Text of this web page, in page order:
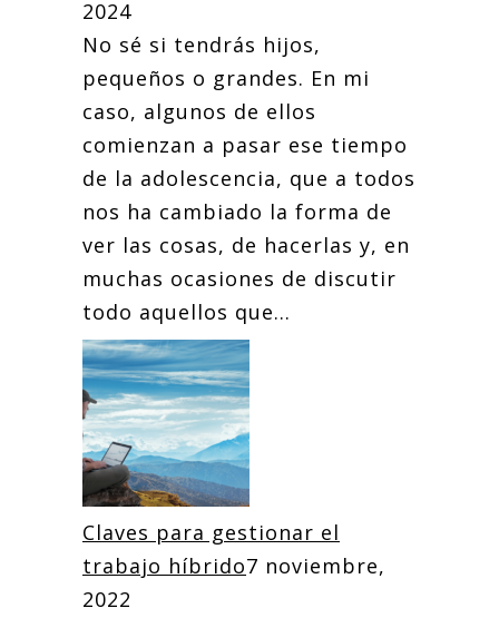
2024
No sé si tendrás hijos,
pequeños o grandes. En mi
caso, algunos de ellos
comienzan a pasar ese tiempo
de la adolescencia, que a todos
nos ha cambiado la forma de
ver las cosas, de hacerlas y, en
muchas ocasiones de discutir
todo aquellos que...
Claves para gestionar el
trabajo híbrido7 noviembre,
2022